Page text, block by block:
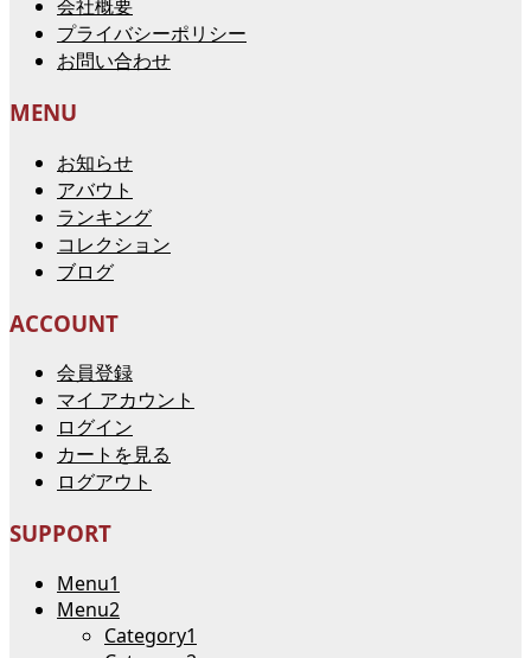
会社概要
プライバシーポリシー
お問い合わせ
MENU
お知らせ
アバウト
ランキング
コレクション
ブログ
ACCOUNT
会員登録
マイ アカウント
ログイン
カートを見る
ログアウト
SUPPORT
Menu1
Menu2
Category1